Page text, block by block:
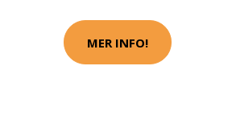
MER INFO!